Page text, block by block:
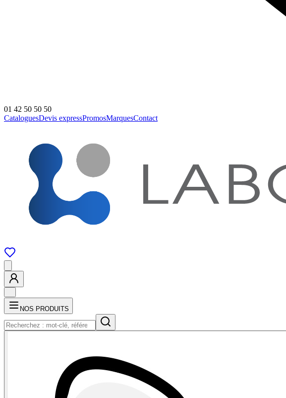
01 42 50 50 50
CataloguesDevis expressPromosMarquesContact
NOS PRODUITS